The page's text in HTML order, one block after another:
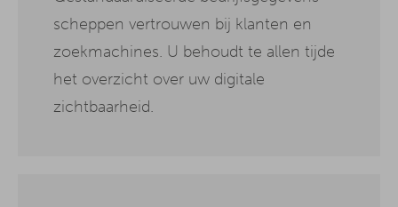
scheppen vertrouwen bij klanten en
zoekmachines. U behoudt te allen tijde
het overzicht over uw digitale
zichtbaarheid.